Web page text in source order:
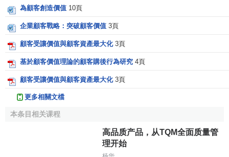
為顧客創造價值 10頁
企業顧客戰略：突破顧客價值 3頁
顧客受讓價值與顧客資產最大化 3頁
基於顧客價值理論的顧客購後行為研究 4頁
顧客受讓價值與顧客資產最大化 3頁
更多相關文檔
本条目相关课程
高品质产品，从TQM全面质量管
理开始